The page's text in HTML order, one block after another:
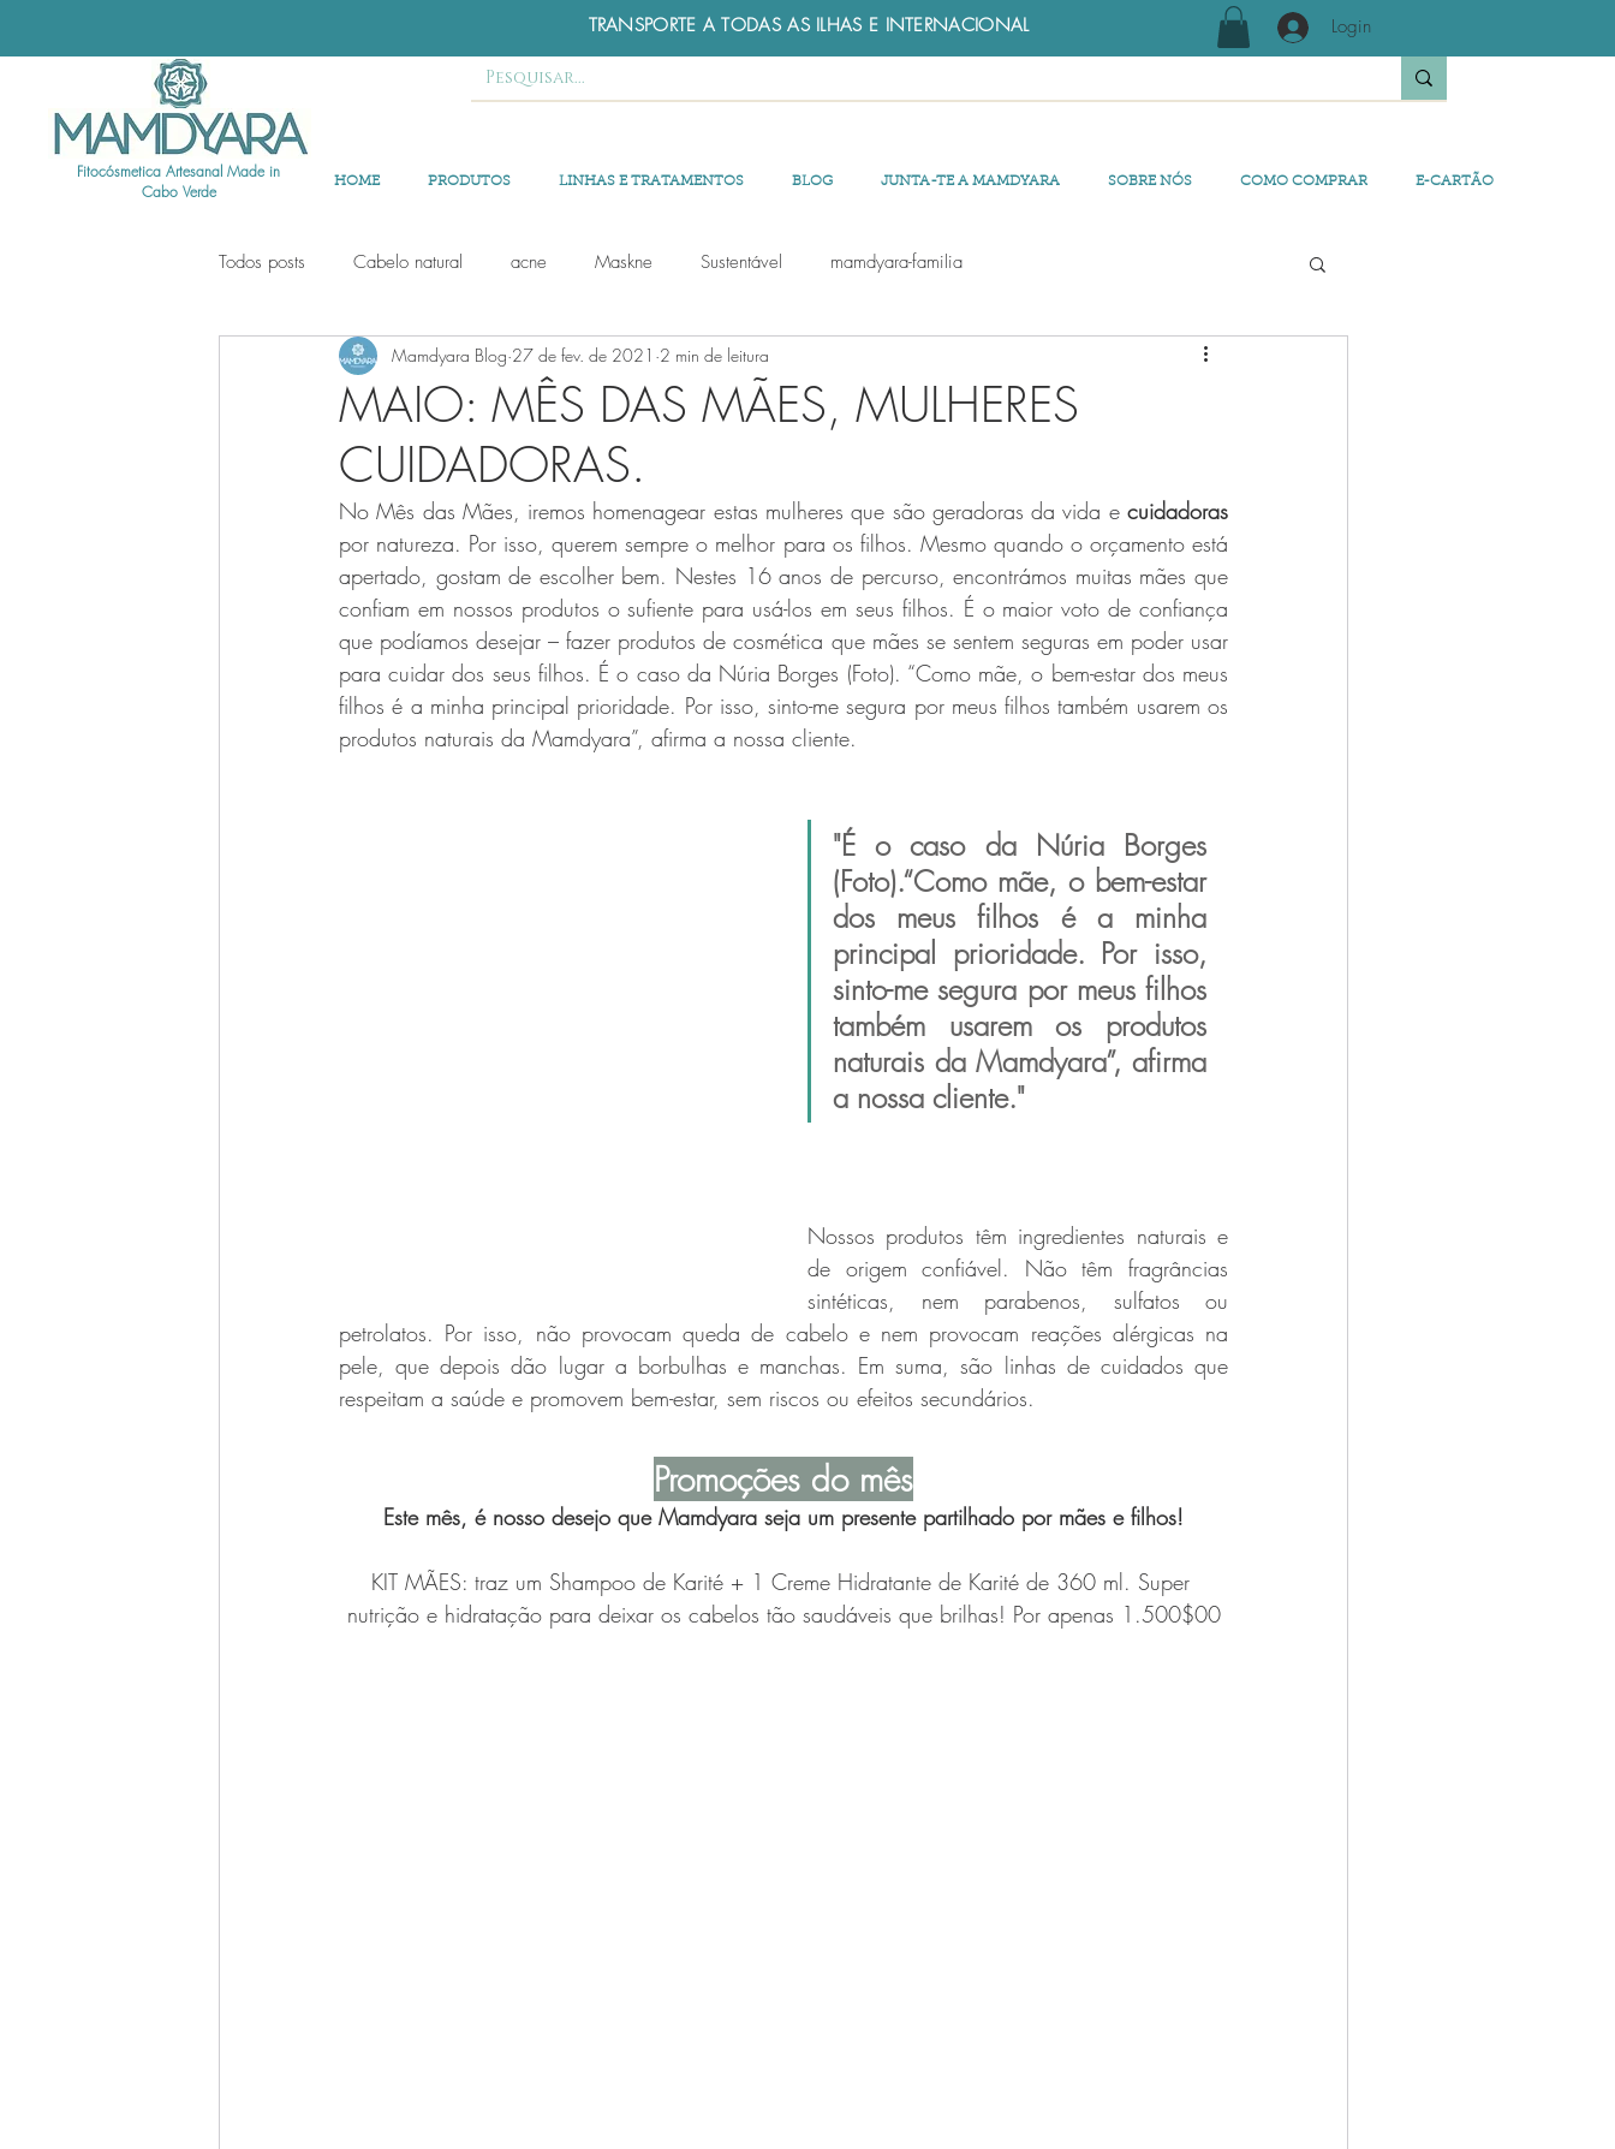
TRANSPORTE A TODAS AS ILHAS E INTERNACIONAL Login
Fitocósmetica Artesanal Made in
Cabo Verde
HOME PRODUTOS LINHAS E TRATAMENTOS BLOG JUNTA-TE A MAMDYARA SOBRE NÓS COMO COMPRAR E-CARTÃO
Todos posts Cabelo natural acne Maskne Sustentável mamdyara-familia
MAIO: MÊS DAS MÃES, MULHERES
CUIDADORAS.
Mamdyara Blog 27 de fev. de 2021 2 min de leitura
No Mês das Mães, iremos homenagear estas mulheres que são geradoras da vida e cuidadoras
por natureza. Por isso, querem sempre o melhor para os filhos. Mesmo quando o orçamento está
apertado, gostam de escolher bem. Nestes 16 anos de percurso, encontrámos muitas mães que
confiam em nossos produtos o sufiente para usá-los em seus filhos. É o maior voto de confiança
que podíamos desejar – fazer produtos de cosmética que mães se sentem seguras em poder usar
para cuidar dos seus filhos. É o caso da Núria Borges (Foto). “Como mãe, o bem-estar dos meus
filhos é a minha principal prioridade. Por isso, sinto-me segura por meus filhos também usarem os
produtos naturais da Mamdyara”, afirma a nossa cliente.
"É o caso da Núria Borges
(Foto).“Como mãe, o bem-estar
dos meus filhos é a minha
principal prioridade. Por isso,
sinto-me segura por meus filhos
também usarem os produtos
naturais da Mamdyara”, afirma
a nossa cliente."
Nossos produtos têm ingredientes naturais e
de origem confiável. Não têm fragrâncias
sintéticas, nem parabenos, sulfatos ou
petrolatos. Por isso, não provocam queda de cabelo e nem provocam reações alérgicas na
pele, que depois dão lugar a borbulhas e manchas. Em suma, são linhas de cuidados que
respeitam a saúde e promovem bem-estar, sem riscos ou efeitos secundários.
Promoções do mês
Este mês, é nosso desejo que Mamdyara seja um presente partilhado por mães e filhos!
KIT MÃES: traz um Shampoo de Karité + 1 Creme Hidratante de Karité de 360 ml. Super
nutrição e hidratação para deixar os cabelos tão saudáveis que brilhas! Por apenas 1.500$00